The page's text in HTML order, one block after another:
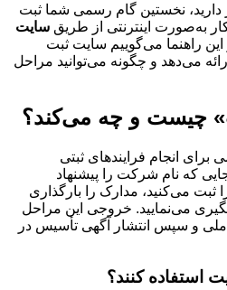
دارید، نخستین گام رسمی شما ثبت
به‌صورت اینترنتی از طریق سایت
راهنما می‌گوییم سایت ثبت
می‌دهد و چگونه می‌توانید مراحل
چیست و چه می‌کند؟
انجام فرایندهای ثبتی
که نام شرکت را پیشنهاد
می‌کنید، مدارک را بارگذاری
می‌نمایید. خروجی این مراحل
و سپس انتشار آگهی تأسیس در
استفاده کنند؟